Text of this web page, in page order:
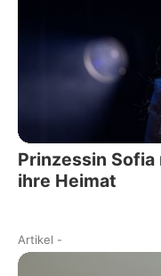
Prinzessin
ihre Heimat
Artikel -